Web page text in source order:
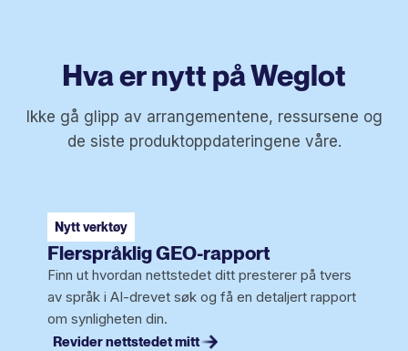
Hva er nytt på Weglot
Ikke gå glipp av arrangementene, ressursene og
de siste produktoppdateringene våre.
Nytt verktøy
Flerspråklig GEO-rapport
Finn ut hvordan nettstedet ditt presterer på tvers
av språk i AI-drevet søk og få en detaljert rapport
om synligheten din.
Revider nettstedet mitt